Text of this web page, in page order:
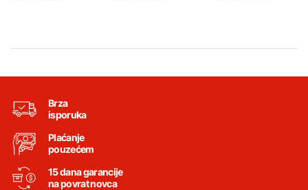
Brza
isporuka
Plaćanje
pouzećem
15 dana garancije
na povrat novca